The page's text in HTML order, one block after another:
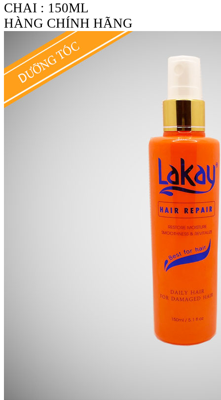
CHAI : 150ML
HÀNG CHÍNH HÃNG